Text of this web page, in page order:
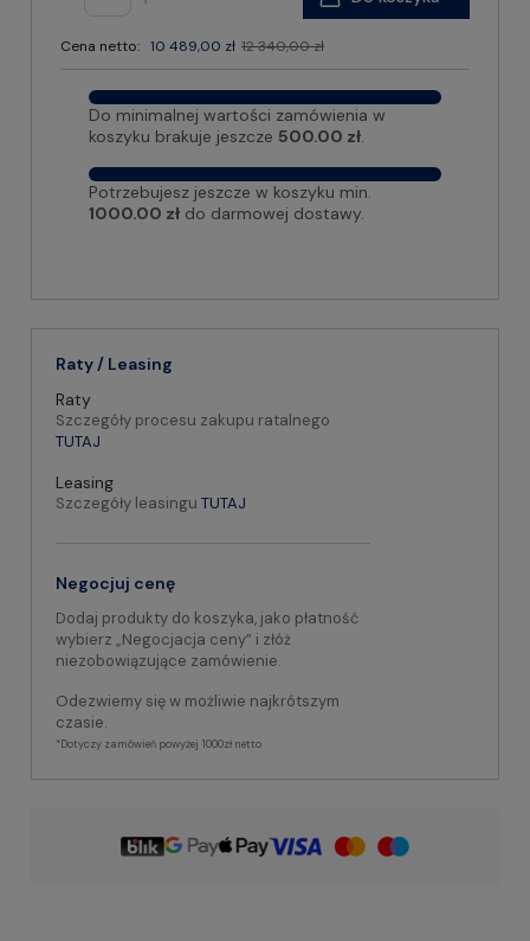
Cena netto: 10 489,00 zł 12 340,00 zł
Do minimalnej wartości zamówienia w
koszyku brakuje jeszcze 500.00 zł.
Potrzebujesz jeszcze w koszyku min.
1000.00 zł do darmowej dostawy.
Raty / Leasing
Raty
Szczegóły procesu zakupu ratalnego
TUTAJ
Leasing
Szczegóły leasingu TUTAJ
Negocjuj cenę
Dodaj produkty do koszyka, jako płatność
wybierz „Negocjacja ceny” i złóż
niezobowiązujące zamówienie.
Odezwiemy się w możliwie najkrótszym
czasie.
*Dotyczy zamówień powyżej 1000zł netto